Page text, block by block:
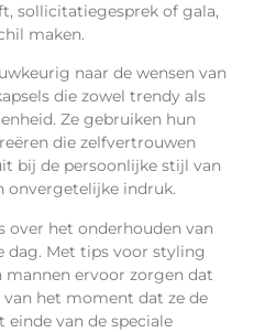
sollicitatiegesprek of gala,
maken.
naar de wensen van
die zowel trendy als
Ze gebruiken hun
die zelfvertrouwen
bij de persoonlijke stijl van
onvergetelijke indruk.
over het onderhouden van
dag. Met tips voor styling
ervoor zorgen dat
het moment dat ze de
van de speciale